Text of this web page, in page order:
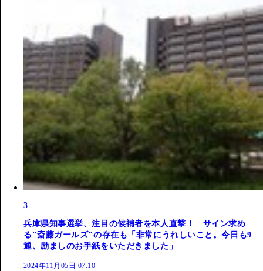
3
兵庫県知事選挙、注目の候補者を本人直撃！ サイン求め
る"斎藤ガールズ"の存在も「非常にうれしいこと。今日も9
通、励ましのお手紙をいただきました」
2024年11月05日 07:10